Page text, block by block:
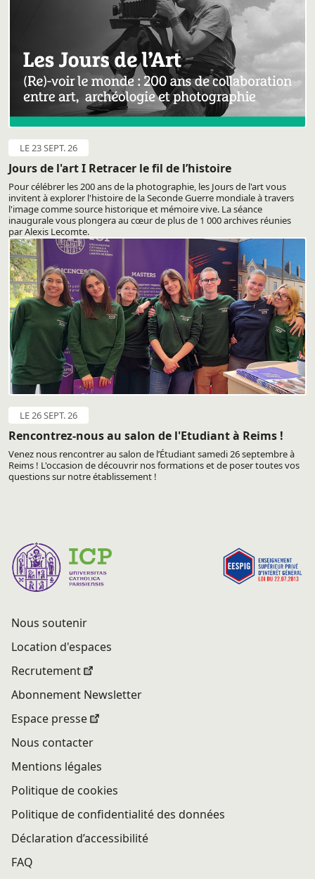
LE 23 SEPT. 26
Jours de l'art I Retracer le fil de l’histoire
Pour célébrer les 200 ans de la photographie, les Jours de l'art vous
invitent à explorer l'histoire de la Seconde Guerre mondiale à travers
l'image comme source historique et mémoire vive. La séance
inaugurale vous plongera au cœur de plus de 1 000 archives réunies
par Alexis Lecomte.
LE 26 SEPT. 26
Rencontrez-nous au salon de l'Etudiant à Reims !
Venez nous rencontrer au salon de l’Étudiant samedi 26 septembre à
Reims ! L'occasion de découvrir nos formations et de poser toutes vos
questions sur notre établissement !
Nous soutenir
Location d'espaces
Recrutement
Abonnement Newsletter
Espace presse
Nous contacter
Mentions légales
Politique de cookies
Politique de confidentialité des données
Déclaration d’accessibilité
FAQ